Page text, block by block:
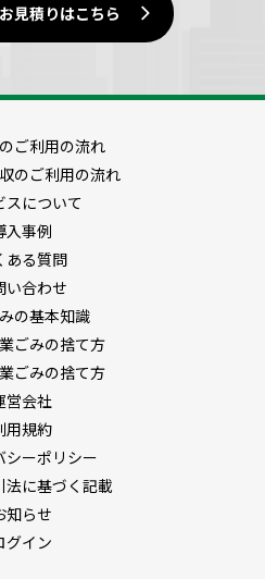
見積りはこちら
ご利用の流れ
のご利用の流れ
スについて
入事例
ある質問
い合わせ
の基本知識
ごみの捨て方
ごみの捨て方
営会社
用規約
シーポリシー
法に基づく記載
知らせ
グイン